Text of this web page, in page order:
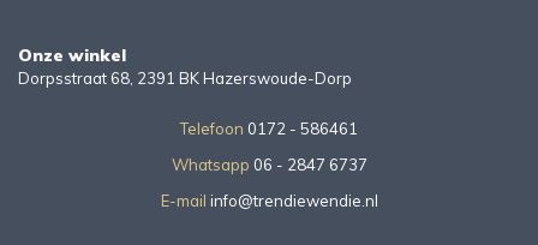
Onze winkel
Dorpsstraat 68, 2391 BK Hazerswoude-Dorp
Telefoon 0172 - 586461
Whatsapp 06 - 2847 6737
E-mail info@trendiewendie.nl